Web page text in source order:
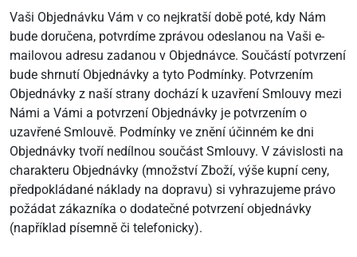
Vaši Objednávku Vám v co nejkratší době poté, kdy Nám
bude doručena, potvrdíme zprávou odeslanou na Vaši e-
mailovou adresu zadanou v Objednávce. Součástí potvrzení
bude shrnutí Objednávky a tyto Podmínky. Potvrzením
Objednávky z naší strany dochází k uzavření Smlouvy mezi
Námi a Vámi a potvrzení Objednávky je potvrzením o
uzavřené Smlouvě. Podmínky ve znění účinném ke dni
Objednávky tvoří nedílnou součást Smlouvy. V závislosti na
charakteru Objednávky (množství Zboží, výše kupní ceny,
předpokládané náklady na dopravu) si vyhrazujeme právo
požádat zákazníka o dodatečné potvrzení objednávky
(například písemně či telefonicky).